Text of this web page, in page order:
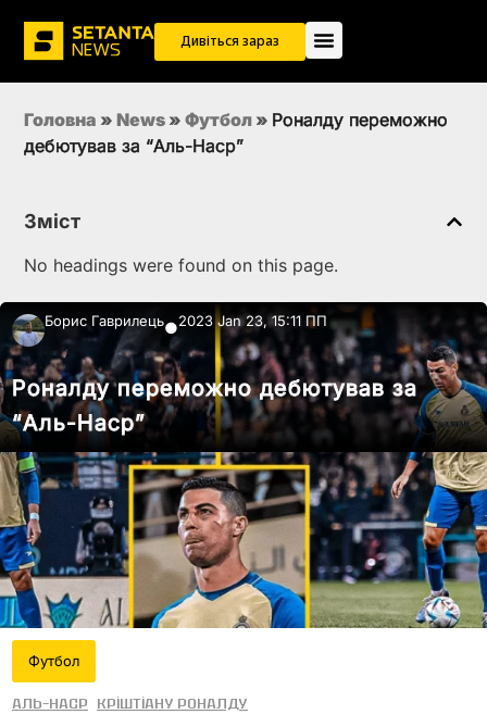
Дивіться зараз
Головна » News » Футбол » Роналду переможно
дебютував за “Аль-Наср”
Зміст
No headings were found on this page.
Борис Гаврилець●2023 Jan 23, 15:11 ПП
Роналду переможно дебютував за
“Аль-Наср”
Футбол
Аль-Наср Кріштіану Роналду